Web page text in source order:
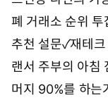
폐 거래소 순위 투
추천 설문✓재테
랜서 주부의 아침
머지 90%를 하는